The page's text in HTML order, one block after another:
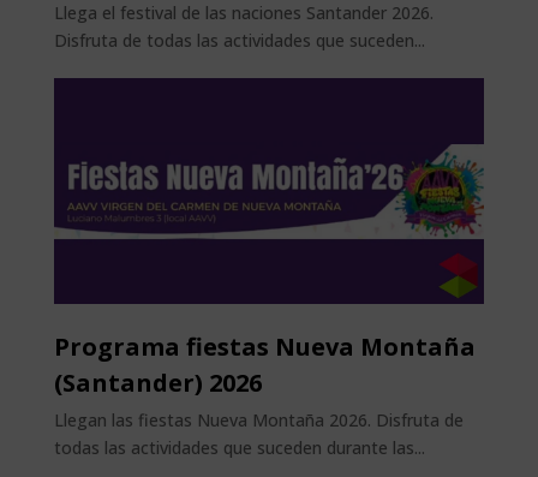
Llega el festival de las naciones Santander 2026.
Disfruta de todas las actividades que suceden...
Programa fiestas Nueva Montaña
(Santander) 2026
Llegan las fiestas Nueva Montaña 2026. Disfruta de
todas las actividades que suceden durante las...